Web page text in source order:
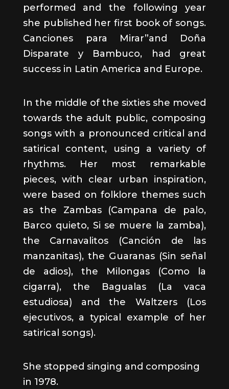
performed and the following year
she published her first book of songs.
Canciones para Mirar”and
Doña
Disparate y Bambuco,
had great
success in Latin America and Europe.
In the middle of the sixties she moved
towards the adult public, composing
songs with a pronounced critical and
satirical content, using a variety of
rhythms. Her most remarkable
pieces, with clear urban inspiration,
were based on folklore themes such
as the Zambas (Campana de palo,
Barco quieto, Si se muere la zamba),
the Carnavalitos (Canción de las
manzanitas), the Guaranas(Sin señal
de adios), the Milongas (Como la
cigarra), the Bagualas (La vaca
estudiosa) and the Waltzers (Los
ejecutivos, a typical example of her
satirical songs).
She stopped singing and composing
in 1978.